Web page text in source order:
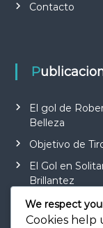
Contacto
El gol de
Belleza
Objetivo de
El Gol en
Brillantez
Objetivo de
Finalización
We respect
Cookies help